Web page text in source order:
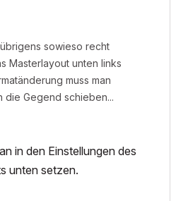
sowieso recht
Masterlayout unten links
muss man
die Gegend schieben...
in den Einstellungen des
unten setzen.